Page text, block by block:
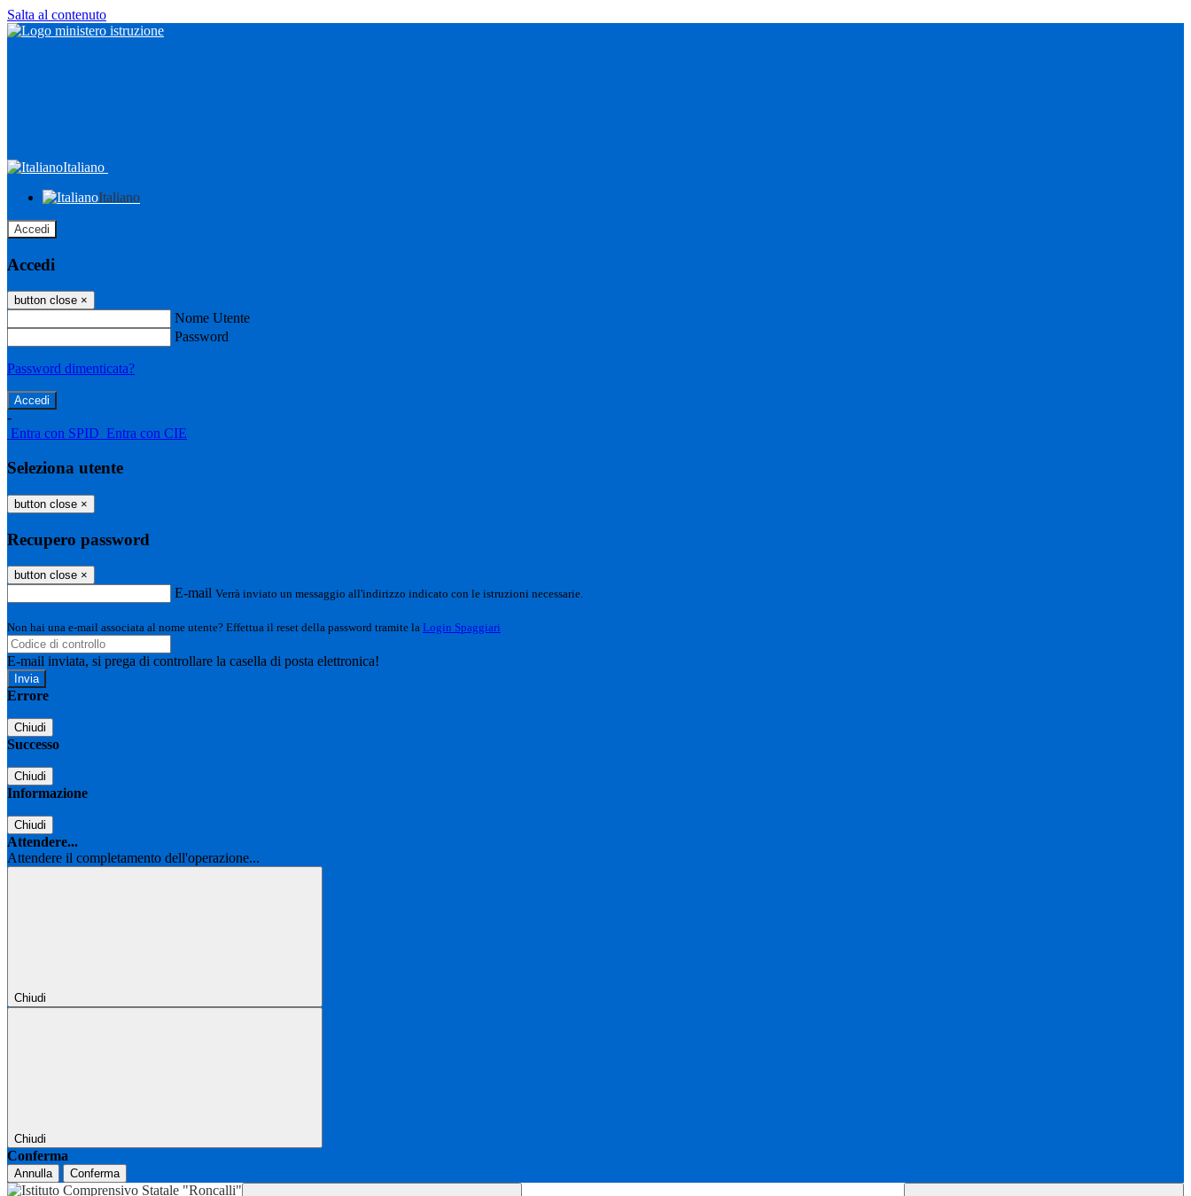
Salta al contenuto
Italiano
Italiano
Accedi
Accedi
button close ×
Nome Utente
Password
Password dimenticata?
-
Entra con SPID Entra con CIE
Seleziona utente
button close ×
Recupero password
button close ×
E-mail Verrà inviato un messaggio all'indirizzo indicato con le istruzioni necessarie.
Non hai una e-mail associata al nome utente? Effettua il reset della password tramite la Login Spaggiari
E-mail inviata, si prega di controllare la casella di posta elettronica!
Errore
Chiudi
Successo
Chiudi
Informazione
Chiudi
Attendere...
Attendere il completamento dell'operazione...
Chiudi
Chiudi
Conferma
Annulla Conferma